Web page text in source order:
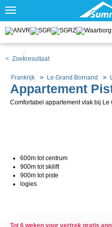
Toggle
< Zoekresultaat
Frankrijk Le Grand Bornand
Appartement
Comfortabel appartement vlak bij Le
600m tot centrum
900m tot skilift
900m tot piste
logies
Tot 6 weken voor vertrek gratis